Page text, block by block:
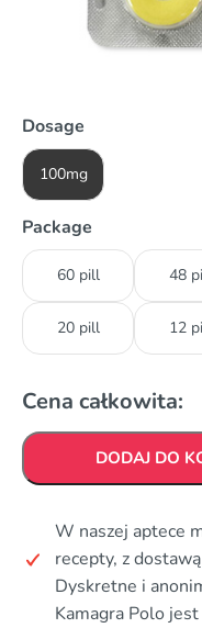
Dosage
100mg
Package
60 pill 48
20 pill 12
Cena całkowita:
DODAJ DO
W naszej aptece
recepty, z
Dyskretne i
Kamagra Polo